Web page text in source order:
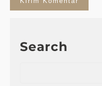
Search